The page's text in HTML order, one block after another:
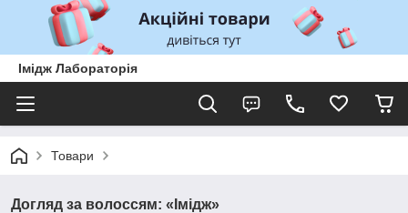
Імідж Лабораторія
Товари
Догляд за волоссям: «Імідж»